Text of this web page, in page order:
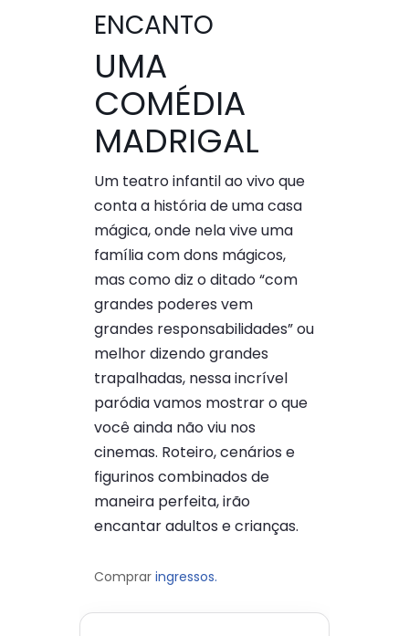
ENCANTO
UMA
COMÉDIA
MADRIGAL
Um teatro infantil ao vivo que
conta a história de uma casa
mágica, onde nela vive uma
família com dons mágicos,
mas como diz o ditado “com
grandes poderes vem
grandes responsabilidades” ou
melhor dizendo grandes
trapalhadas, nessa incrível
paródia vamos mostrar o que
você ainda não viu nos
cinemas. Roteiro, cenários e
figurinos combinados de
maneira perfeita, irão
encantar adultos e crianças.
Comprar ingressos.